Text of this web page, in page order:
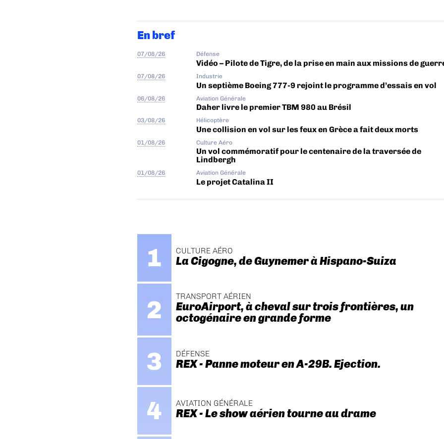
En bref
07/08/26 Défense
Vidéo – Pilote de Tigre, de la prise en main aux missions de
07/08/26 Industrie
Un septième Boeing 777-9 rejoint le programme d’essais en vol
06/08/26 Aviation Générale
Daher livre le premier TBM 980 au Brésil
03/08/26 Hélicoptère
Une collision en vol sur les feux en Grèce a fait deux morts
01/08/26 Culture Aéro
Un vol commémoratif pour le centenaire de la traversée de
Lindbergh
01/08/26 Aviation Générale
Le projet Catalina II
CULTURE AÉRO
La Cigogne, de Guynemer à Hispano-Suiza
TRANSPORT AÉRIEN
EuroAirport, à cheval sur trois frontières, un
octogénaire en grande forme
DÉFENSE
REX - Panne moteur en A-29B. Ejection.
AVIATION GÉNÉRALE
REX - Le show aérien tourne au drame